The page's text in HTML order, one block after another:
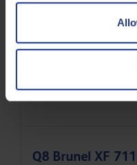
Watermengbare
Q8 Brunel XF 711